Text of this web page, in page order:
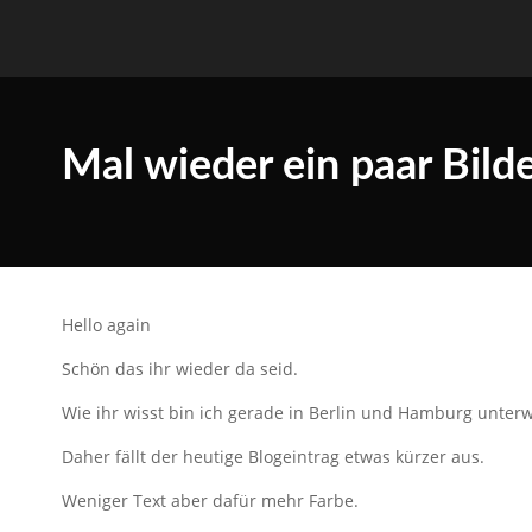
Mal wieder ein paar
Hello again
Schön das ihr wieder da seid.
Wie ihr wisst bin ich gerade in Berlin und Hamburg
Daher fällt der heutige Blogeintrag etwas kürzer aus.
Weniger Text aber dafür mehr Farbe.